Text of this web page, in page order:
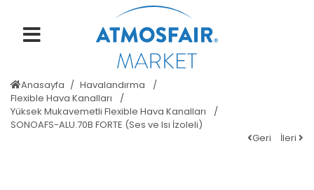
Anasayfa
Havalandırma
Flexible Hava Kanalları
Yüksek Mukavemetli Flexible Hava Kanalları
SONOAFS-ALU.70B FORTE (Ses ve Isı İzoleli)
Geri
İleri